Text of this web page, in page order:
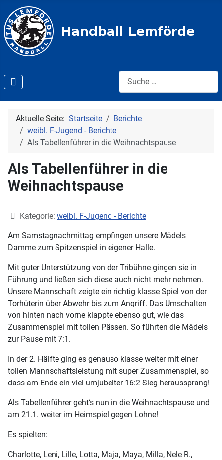
Suche:
Aktuelle Seite: Startseite
Berichte
weibl. F-Jugend - Berichte
Als Tabellenführer in die Weihnachtspause
Als Tabellenführer in die
Weihnachtspause
Kategorie: weibl. F-Jugend - Berichte
Am Samstagnachmittag empfingen unsere Mädels
Damme zum Spitzenspiel in eigener Halle.
Mit guter Unterstützung von der Tribühne gingen sie in
Führung und ließen sich diese auch nicht mehr nehmen.
Unsere Mannschaft zeigte ein richtig klasse Spiel von der
Torhüterin über Abwehr bis zum Angriff. Das Umschalten
von hinten nach vorne klappte ebenso gut, wie das
Zusammenspiel mit tollen Pässen. So führten die Mädels
zur Pause mit 7:1.
In der 2. Hälfte ging es genauso klasse weiter mit einer
tollen Mannschaftsleistung mit super Zusammenspiel, so
dass am Ende ein viel umjubelter 16:2 Sieg heraussprang!
Als Tabellenführer geht‘s nun in die Weihnachtspause und
am 21.1. weiter im Heimspiel gegen Lohne!
Es spielten:
Charlotte, Leni, Lille, Lotta, Maja, Maya, Milla, Nele R.,